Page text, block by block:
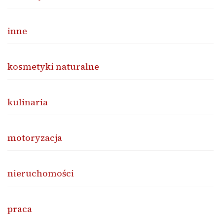
inne
kosmetyki naturalne
kulinaria
motoryzacja
nieruchomości
praca